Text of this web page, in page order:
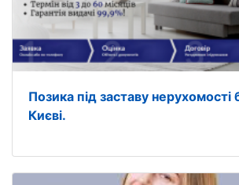
Позика під заставу нерухомості
Києві.